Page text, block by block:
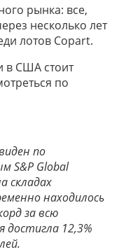
рынка: все,
несколько лет
лотов Copart.
в США стоит
по
по
S&P Global
складах
находилось
за всю
12,3%